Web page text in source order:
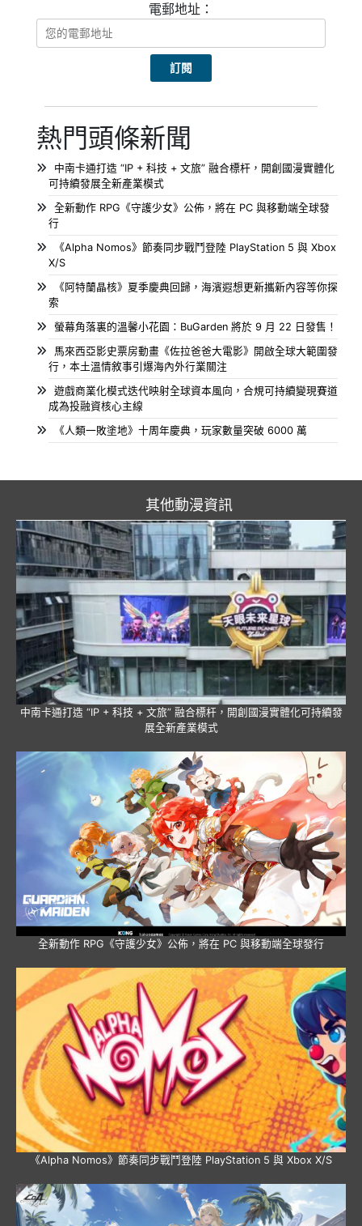
電郵地址：
熱門頭條新聞
中南卡通打造 “IP + 科技 + 文旅” 融合標杆，開創國漫實體化
可持續發展全新產業模式
全新動作 RPG《守護少女》公佈，將在 PC 與移動端全球發
行
《Alpha Nomos》節奏同步戰鬥登陸 PlayStation 5 與 Xbox
X/S
《阿特蘭晶核》夏季慶典回歸，海濱遐想更新攜新內容等你探
索
螢幕角落裏的溫馨小花園：BuGarden 將於 9 月 22 日發售！
馬來西亞影史票房動畫《佐拉爸爸大電影》開啟全球大範圍發
行，本土溫情敘事引爆海內外行業關注
遊戲商業化模式迭代映射全球資本風向，合規可持續變現賽道
成為投融資核心主線
《人類一敗塗地》十周年慶典，玩家數量突破 6000 萬
其他動漫資訊
中南卡通打造 “IP + 科技 + 文旅” 融合標杆，開創國漫實體化可持續發
展全新產業模式
全新動作 RPG《守護少女》公佈，將在 PC 與移動端全球發行
《Alpha Nomos》節奏同步戰鬥登陸 PlayStation 5 與 Xbox X/S